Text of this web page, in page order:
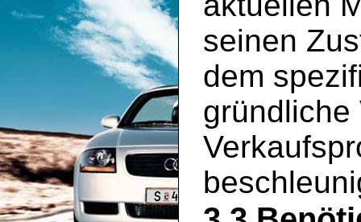
seinen
dem
gründliche